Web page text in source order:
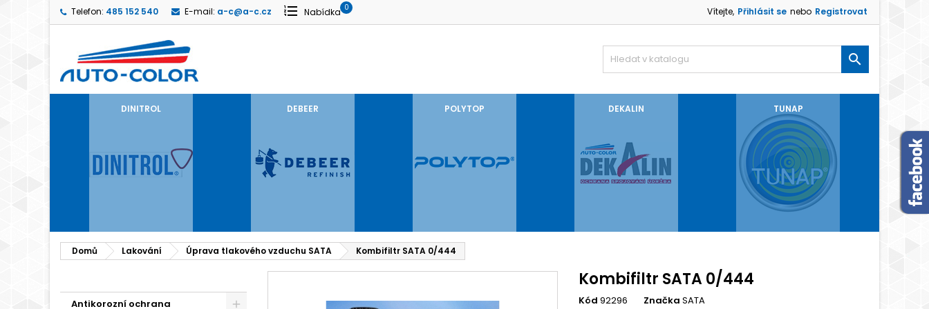
Telefon: 485 152 540 E-mail: a-c@a-c.cz Vítejte, Přihlásit se nebo Registrovat
Nabídka 0

DINITROL DEBEER POLYTOP DEKALIN TUNAP
Domů Lakování Úprava tlakového vzduchu SATA Kombifiltr SATA 0/444
Antikorozní ochrana
Kombifiltr SATA 0/444
Kód 92296 Značka SATA